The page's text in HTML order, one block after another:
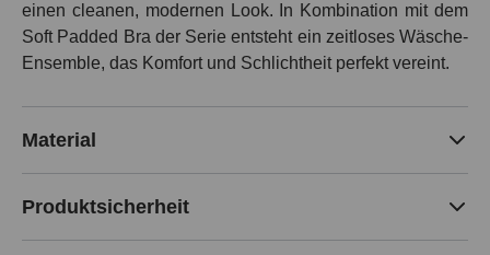
einen cleanen, modernen Look. In Kombination mit dem
Soft Padded Bra der Serie entsteht ein zeitloses Wäsche-
Ensemble, das Komfort und Schlichtheit perfekt vereint.
Material
Produktsicherheit